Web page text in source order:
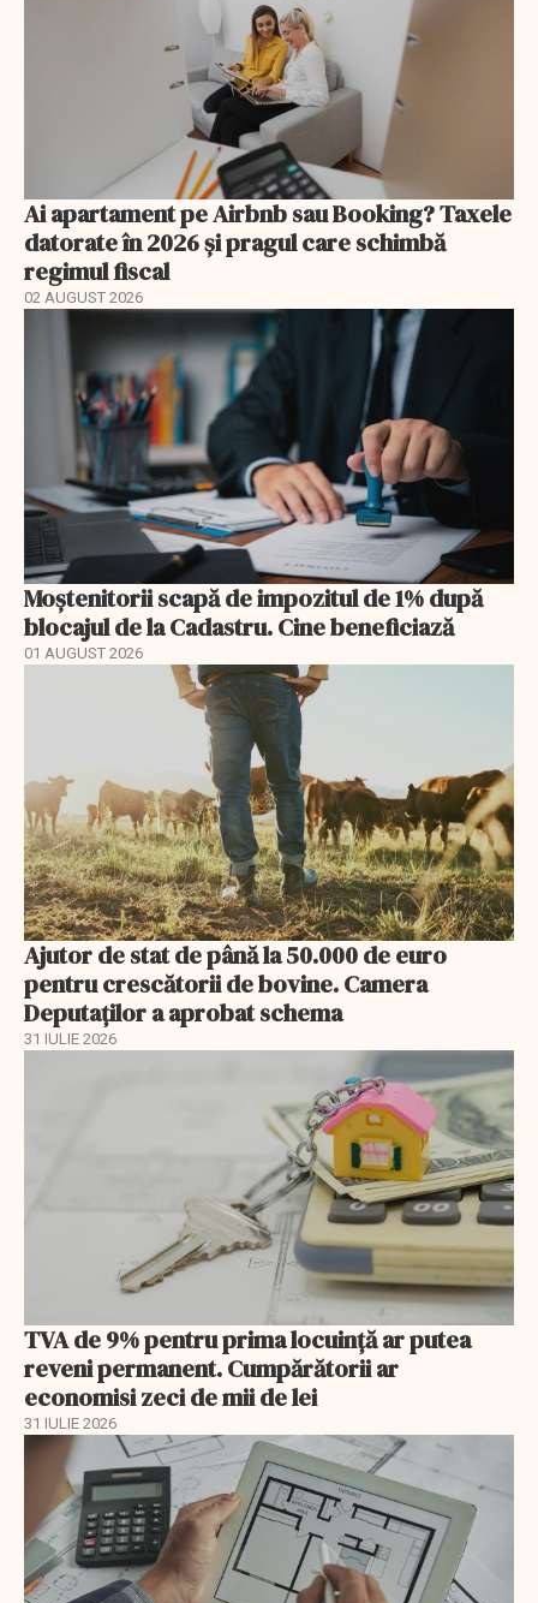
Ai apartament pe Airbnb sau Booking? Taxele
datorate în 2026 și pragul care schimbă
regimul fiscal
02 AUGUST 2026
Moștenitorii scapă de impozitul de 1% după
blocajul de la Cadastru. Cine beneficiază
01 AUGUST 2026
Ajutor de stat de până la 50.000 de euro
pentru crescătorii de bovine. Camera
Deputaților a aprobat schema
31 IULIE 2026
TVA de 9% pentru prima locuință ar putea
reveni permanent. Cumpărătorii ar
economisi zeci de mii de lei
31 IULIE 2026